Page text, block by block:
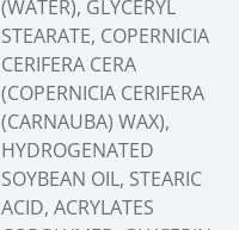
(WATER), GLYCERYL
STEARATE, COPERNICIA
CERIFERA CERA
(COPERNICIA CERIFERA
(CARNAUBA) WAX),
HYDROGENATED
SOYBEAN OIL, STEARIC
ACID, ACRYLATES